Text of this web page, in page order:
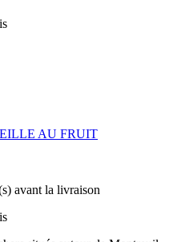
AU FRUIT
avant la livraison